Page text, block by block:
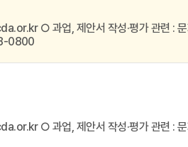
○ 과업, 제안서 작성·평가 관
0800
○ 과업, 제안서 작성·평가 관련